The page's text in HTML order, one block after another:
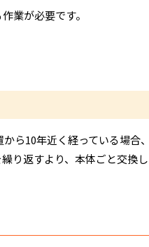
業が必要です。
から10年近く経っている場
り返すより、本体ごと交換